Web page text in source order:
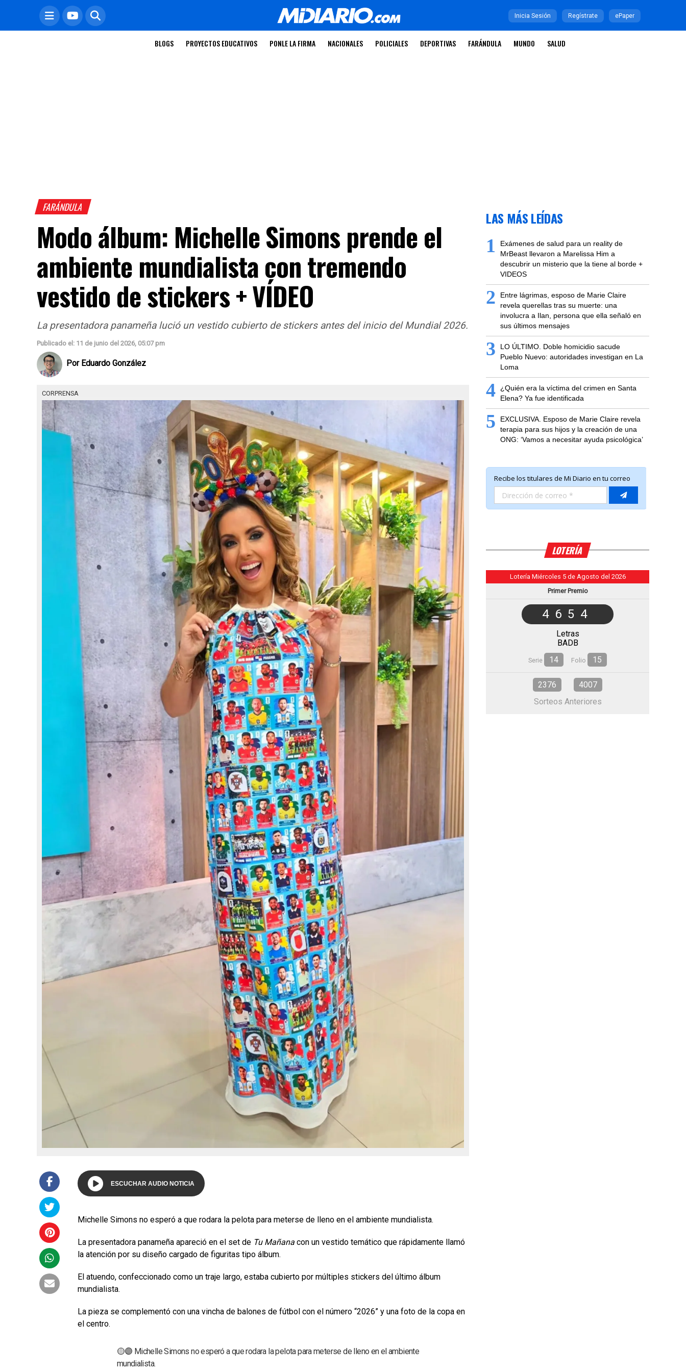
Inicia Sesión Regístrate ePaper
BLOGS PROYECTOS EDUCATIVOS PONLE LA FIRMA NACIONALES POLICIALES DEPORTIVAS FARÁNDULA MUNDO SALUD
FARÁNDULA
Modo álbum: Michelle Simons prende el
ambiente mundialista con tremendo
vestido de stickers + VÍDEO
La presentadora panameña lució un vestido cubierto de stickers antes del inicio del Mundial 2026.
Publicado el: 11 de junio del 2026, 05:07 pm
Por Eduardo González
CORPRENSA
ESCUCHAR AUDIO NOTICIA
Michelle Simons no esperó a que rodara la pelota para meterse de lleno en el ambiente mundialista.
La presentadora panameña apareció en el set de Tu Mañana con un vestido temático que rápidamente llamó
la atención por su diseño cargado de figuritas tipo álbum.
El atuendo, confeccionado como un traje largo, estaba cubierto por múltiples stickers del último álbum
mundialista.
La pieza se complementó con una vincha de balones de fútbol con el número “2026” y una foto de la copa en
el centro.
🟡🟣 Michelle Simons no esperó a que rodara la pelota para meterse de lleno en el ambiente
mundialista.
LAS MÁS LEÍDAS
1
Exámenes de salud para un reality de
MrBeast llevaron a Marelissa Him a
descubrir un misterio que la tiene al borde +
VIDEOS
2
Entre lágrimas, esposo de Marie Claire
revela querellas tras su muerte: una
involucra a Ilan, persona que ella señaló en
sus últimos mensajes
3
LO ÚLTIMO. Doble homicidio sacude
Pueblo Nuevo: autoridades investigan en La
Loma
4
¿Quién era la víctima del crimen en Santa
Elena? Ya fue identificada
5
EXCLUSIVA. Esposo de Marie Claire revela
terapia para sus hijos y la creación de una
ONG: ‘Vamos a necesitar ayuda psicológica’
LOTERÍA
Lotería Miércoles 5 de Agosto del 2026
Primer Premio
4654
Letras
BADB
Serie 14 Folio 15
2376
4007
Sorteos Anteriores